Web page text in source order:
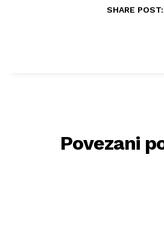
SHARE POST:
Povezani